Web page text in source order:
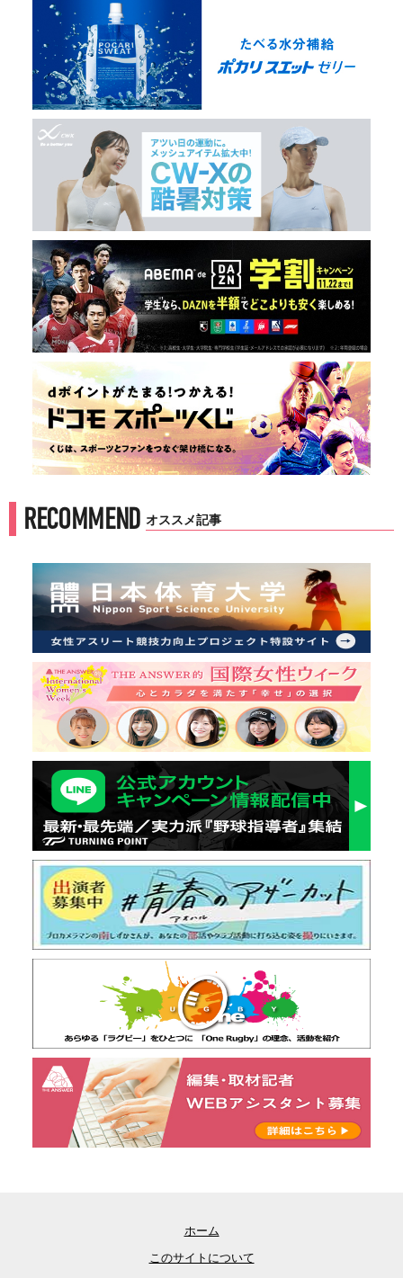
RECOMMEND オススメ記事
ホーム
このサイトについて